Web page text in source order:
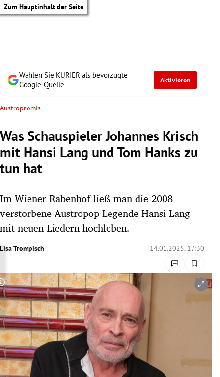
Zum Hauptinhalt der Seite
Untermenü
Untermenü
Untermenü
Untermenü
Untermenü
Untermenü
Untermenü
Wählen Sie KURIER als bevorzugte
Google-Quelle
Aktivieren
Austropromis
Was Schauspieler Johannes Krisch
mit Hansi Lang und Tom Hanks zu
tun hat
Im Wiener Rabenhof ließ man die 2008
verstorbene Austropop-Legende Hansi Lang
mit neuen Liedern hochleben.
Lisa Trompisch 14.01.2025, 17:30
Copyright-Hinweis öffnen/schließen